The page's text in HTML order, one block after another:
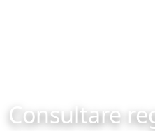
Consultare